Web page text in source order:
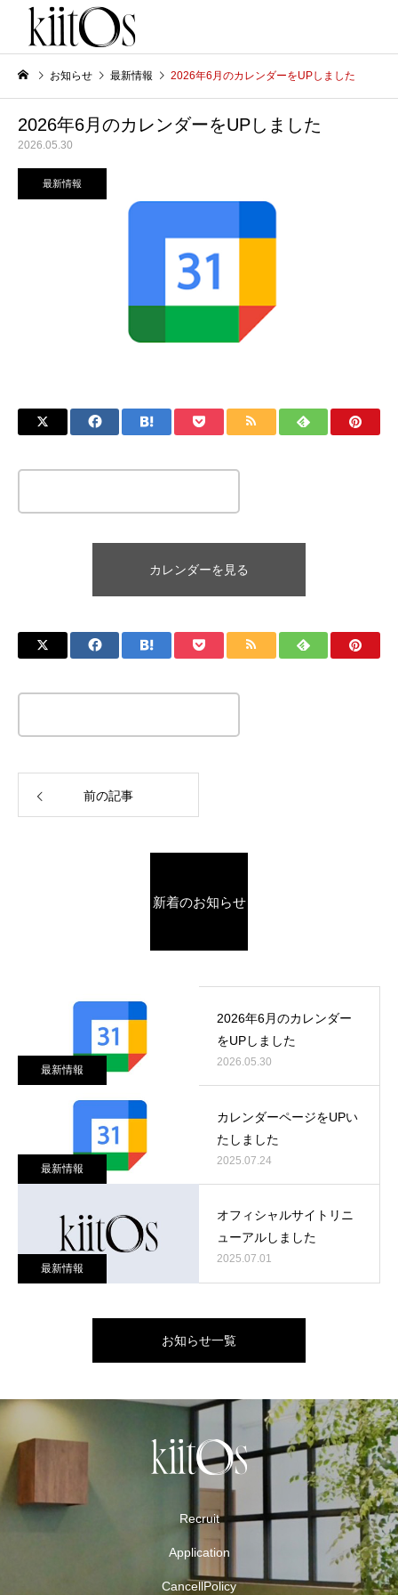
お知らせ 最新情報 2026年6月のカレンダーをUPしました
2026年6月のカレンダーをUPしました
2026.05.30
最新情報
カレンダーを見る
前の記事
新着のお知らせ
最新情報
2026年6月のカレンダー
をUPしました
2026.05.30
最新情報
カレンダーページをUPい
たしました
2025.07.24
最新情報
オフィシャルサイトリニ
ューアルしました
2025.07.01
お知らせ一覧
Recruit
Application
CancellPolicy